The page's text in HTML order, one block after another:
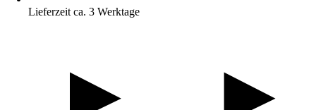
Lieferzeit ca. 3 Werktage